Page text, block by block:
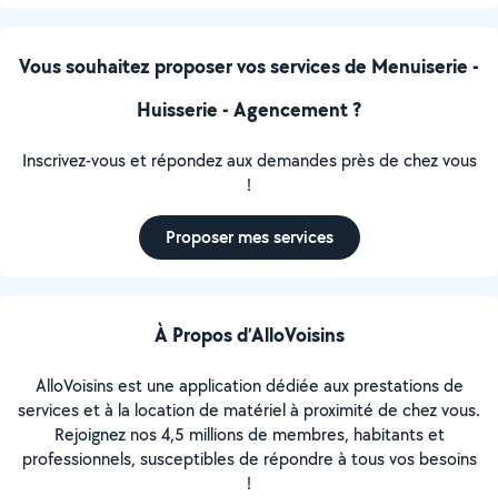
Vous souhaitez proposer vos services de Menuiserie -
Huisserie - Agencement ?
Inscrivez-vous et répondez aux demandes près de chez vous
!
Proposer mes services
À Propos d’AlloVoisins
AlloVoisins est une application dédiée aux prestations de
services et à la location de matériel à proximité de chez vous.
Rejoignez nos 4,5 millions de membres, habitants et
professionnels, susceptibles de répondre à tous vos besoins
!